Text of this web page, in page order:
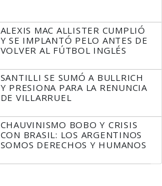
ALEXIS MAC ALLISTER CUMPLIÓ
Y SE IMPLANTÓ PELO ANTES DE
VOLVER AL FÚTBOL INGLÉS
SANTILLI SE SUMÓ A BULLRICH
Y PRESIONA PARA LA RENUNCIA
DE VILLARRUEL
CHAUVINISMO BOBO Y CRISIS
CON BRASIL: LOS ARGENTINOS
SOMOS DERECHOS Y HUMANOS